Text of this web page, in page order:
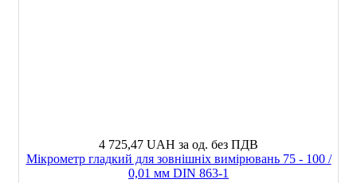
4 725,47 UAH за од. без ПДВ
Мікрометр гладкий для зовнішніх вимірювань 75 - 100 /
0,01 мм DIN 863-1